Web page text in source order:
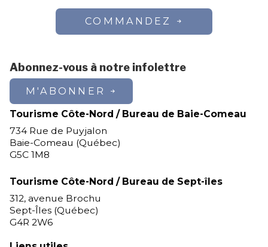
COMMANDEZ
Abonnez-vous à notre infolettre
M'ABONNER
Tourisme Côte-Nord / Bureau de Baie-Comeau
734 Rue de Puyjalon
Baie-Comeau (Québec)
G5C 1M8
Tourisme Côte-Nord / Bureau de Sept-îles
312, avenue Brochu
Sept-Îles (Québec)
G4R 2W6